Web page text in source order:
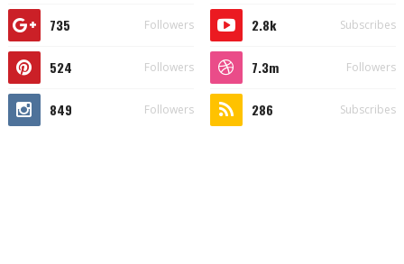
735 Followers 2.8k Subscribes
524 Followers 7.3m Followers
849 Followers 286 Subscribes